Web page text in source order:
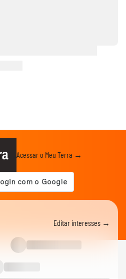
Acessar o Meu Terra →
Editar interesses →